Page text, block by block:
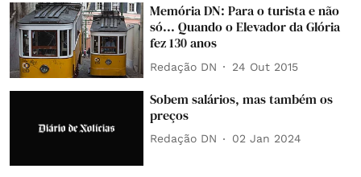
Memória DN: Para o turista e não
só... Quando o Elevador da Glória
fez 130 anos
Redação DN 24 Out 2015
Sobem salários, mas também os
preços
Redação DN 02 Jan 2024